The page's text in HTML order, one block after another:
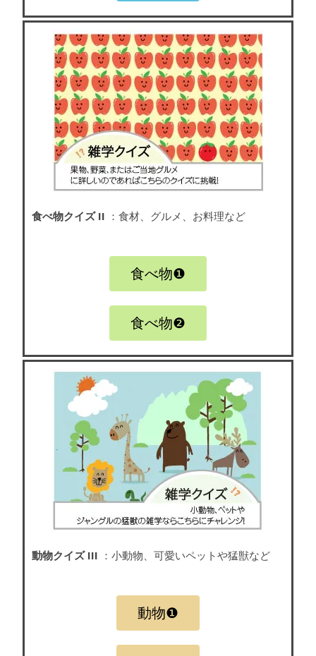
食べ物クイズ II ：食材、グルメ、お料理など
食べ物❶
食べ物❷
動物クイズ III ：小動物、可愛いペットや猛獣など
動物❶